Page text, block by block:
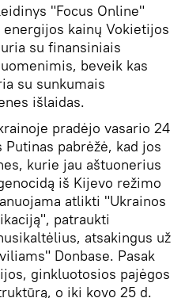
"Focus Online"
kainų Vokietijos
su finansiniais
beveik kas
su sunkumais
išlaidas.
pradėjo vasario 24
pabrėžė, kad jos
kurie jau aštuonerius
iš Kijevo režimo
atlikti "Ukrainos
patraukti
atsakingus už
Donbase. Pasak
ginkluotosios pajėgos
o iki kovo 25 d.